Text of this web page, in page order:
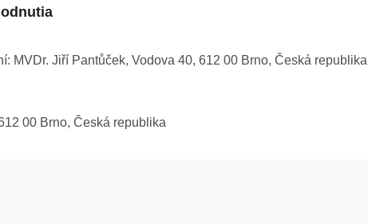
MVDr. Jiří Pantůček, Vodova 40, 612 00 Brno, Česká republika
00 Brno, Česká republika